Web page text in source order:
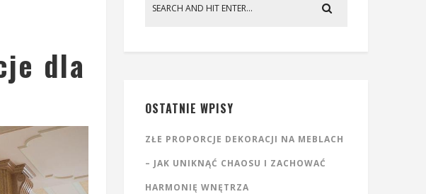
dla
OSTATNIE WPISY
ZŁE PROPORCJE DEKORACJI NA MEBLACH
– JAK UNIKNĄĆ CHAOSU I ZACHOWAĆ
HARMONIĘ WNĘTRZA